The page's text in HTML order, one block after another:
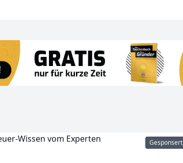
Gesponsert